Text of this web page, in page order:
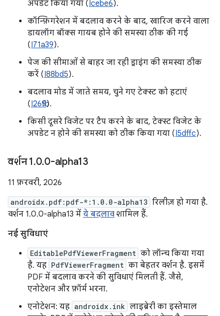
अपडेट किया गया (Icebe6).
कॉन्फ़िगरेशन में बदलाव करने के बाद, खारिज करने वाला
डायलॉग बॉक्स गायब होने की समस्या ठीक की गई
(I71a39).
पेज की सीमाओं से बाहर जा रही ड्राइंग की समस्या ठीक
करें (I88bd5).
बदलाव मोड में जाते समय, चुने गए टेक्स्ट को हटाएं
(I26fb9).
किसी दूसरे विजेट पर टैप करने के बाद, टेक्स्ट विजेट के
अपडेट न होने की समस्या को ठीक किया गया (I5dffc).
वर्शन 1.0.0-alpha13
11 फ़रवरी, 2026
androidx.pdf:pdf-*:1.0.0-alpha13 रिलीज़ हो गया है.
वर्शन 1.0.0-alpha13 में ये बदलाव शामिल हैं.
नई सुविधाएं
EditablePdfViewerFragment को लॉन्च किया गया
है. यह PdfViewerFragment का बेहतर वर्शन है. इसमें
PDF में बदलाव करने की सुविधाएं मिलती हैं. जैसे,
एनोटेशन और फ़ॉर्म भरना.
एनोटेशन: यह androidx.ink लाइब्रेरी का इस्तेमाल